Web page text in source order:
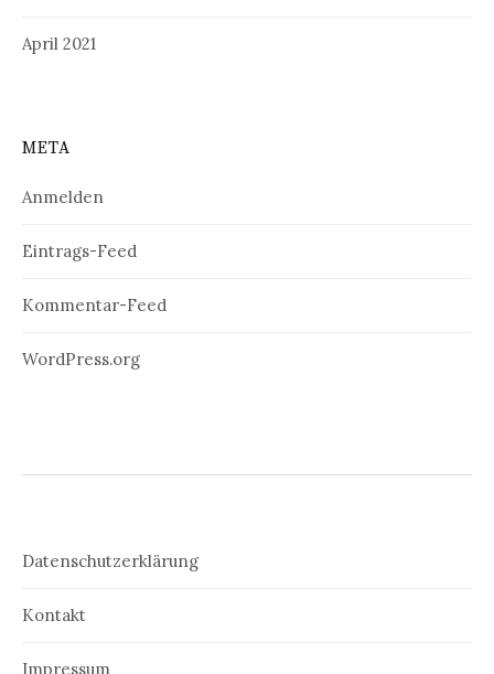
April 2021
META
Anmelden
Eintrags-Feed
Kommentar-Feed
WordPress.org
Datenschutzerklärung
Kontakt
Impressum